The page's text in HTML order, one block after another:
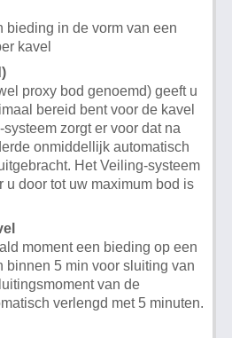
bieding in de vorm van een
kavel
proxy bod genoemd) geeft u
bereid bent voor de kavel
zorgt er voor dat na
onmiddellijk automatisch
Het Veiling-systeem
u door tot uw maximum bod is
moment een bieding op een
binnen 5 min voor sluiting van
van de
verlengd met 5 minuten.